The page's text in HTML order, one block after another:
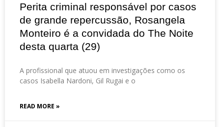
Perita criminal responsável por casos
de grande repercussão, Rosangela
Monteiro é a convidada do The Noite
desta quarta (29)
A profissional que atuou em investigações como os
casos Isabella Nardoni, Gil Rugai e o
READ MORE »